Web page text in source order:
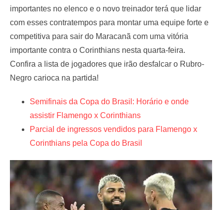
importantes no elenco e o novo treinador terá que lidar
com esses contratempos para montar uma equipe forte e
competitiva para sair do Maracanã com uma vitória
importante contra o Corinthians nesta quarta-feira.
Confira a lista de jogadores que irão desfalcar o Rubro-
Negro carioca na partida!
Semifinais da Copa do Brasil: Horário e onde
assistir Flamengo x Corinthians
Parcial de ingressos vendidos para Flamengo x
Corinthians pela Copa do Brasil